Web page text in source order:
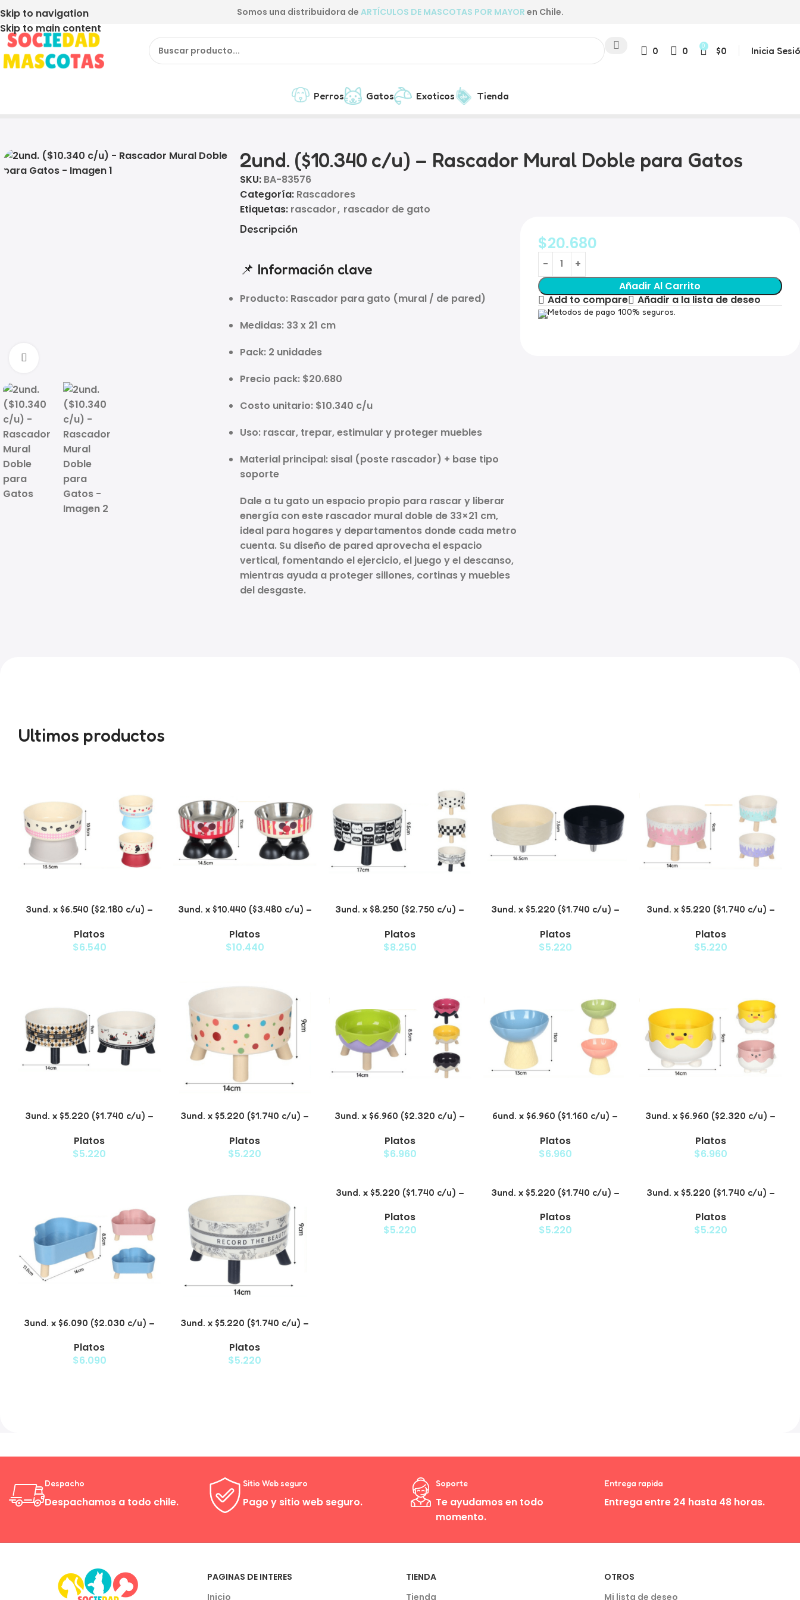
Skip to navigation
Skip to main content
Somos una distribuidora de ARTÍCULOS DE MASCOTAS POR MAYOR en Chile.
0 0 0 $0 Inicia
Perros Gatos Exoticos Tienda
2und. ($10.340 c/u) – Rascador Mural Doble para Gatos
2und. ($10.340 c/u) – Rascador Mural Doble para Gatos
SKU: BA-83576
Categoría: Rascadores
Etiquetas: rascador, rascador de gato
Descripción
📌 Información clave
Producto: Rascador para gato (mural / de pared)
Medidas: 33 x 21 cm
Pack: 2 unidades
Precio pack: $20.680
Costo unitario: $10.340 c/u
Uso: rascar, trepar, estimular y proteger muebles
Material principal: sisal (poste rascador) + base tipo
soporte
Dale a tu gato un espacio propio para rascar y liberar
energía con este rascador mural doble de 33×21 cm,
ideal para hogares y departamentos donde cada metro
cuenta. Su diseño de pared aprovecha el espacio
vertical, fomentando el ejercicio, el juego y el descanso,
mientras ayuda a proteger sillones, cortinas y muebles
del desgaste.
$20.680
Añadir Al Carrito
Add to compare
Añadir a la lista de deseo
Metodos de pago 100% seguros.
Ultimos productos
3und. x $6.540 ($2.180 c/u) –
con Diseño Decorativo
Platos
$6.540
3und. x $10.440 ($3.480 c/u) –
con Bowl de Acero
Platos
$10.440
3und. x $8.250 ($2.750 c/u) –
con Diseño de Gatos
Platos
$8.250
3und. x $5.220 ($1.740 c/u) –
Texturizado
Platos
$5.220
3und. x $5.220 ($1.740 c/u) –
Diseño Pastel
Platos
$5.220
3und. x $5.220 ($1.740 c/u) –
con Diseños Estampados
Platos
$5.220
3und. x $5.220 ($1.740 c/u) –
con Diseño
Platos
$5.220
3und. x $6.960 ($2.320 c/u) –
con Patitas
Platos
$6.960
6und. x $6.960 ($1.160 c/u) –
Platos
$6.960
3und. x $6.960 ($2.320 c/u) –
Pollito
Platos
$6.960
3und. x $6.090 ($2.030 c/u) –
Platos
$6.090
3und. x $5.220 ($1.740 c/u) –
Platos
$5.220
3und. x $5.220 ($1.740 c/u) –
Platos
$5.220
3und. x $5.220 ($1.740 c/u) –
Platos
$5.220
3und. x $5.220 ($1.740 c/u) –
Platos
$5.220
Despacho
Despachamos a todo chile.
Sitio Web seguro
Pago y sitio web seguro.
Soporte
Te ayudamos en todo
momento.
Entrega rapida
Entrega entre 24 hasta 48 horas.
PAGINAS DE INTERES
Inicio
TIENDA
Tienda
OTROS
Mi lista de deseo